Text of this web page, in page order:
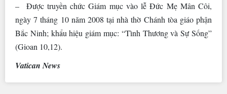
– Được truyền chức Giám mục vào lễ Đức Mẹ Mân Côi,
ngày 7 tháng 10 năm 2008 tại nhà thờ Chánh tòa giáo phận
Bắc Ninh; khẩu hiệu giám mục: “Tình Thương và Sự Sống”
(Gioan 10,12).
Vatican News